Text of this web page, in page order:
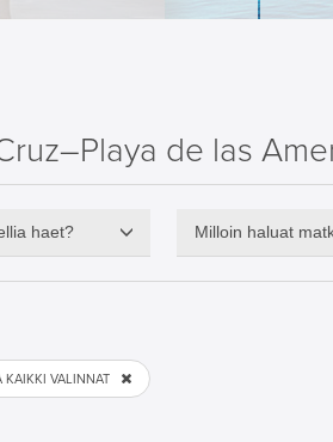
de las
haet? Milloin haluat
KAIKKI VALINNAT